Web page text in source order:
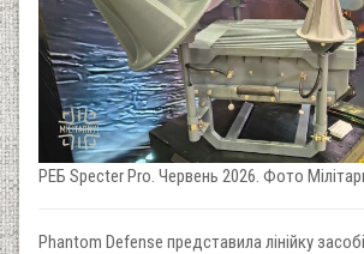
РЕБ Specter Pro. Червень 2026. Фото
Phantom Defense представила лінійку